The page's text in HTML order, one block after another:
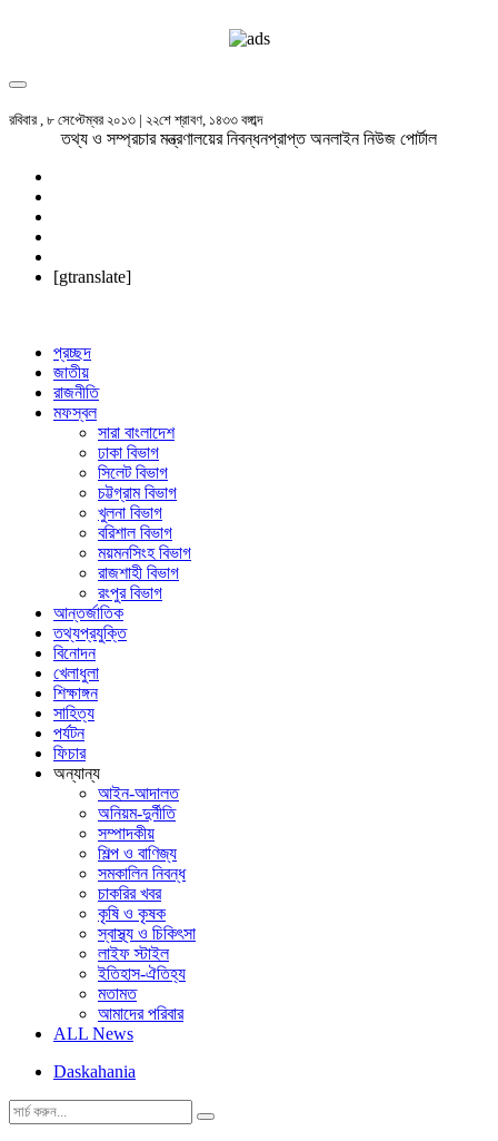
রবিবার , ৮ সেপ্টেম্বর ২০১৩ | ২২শে শ্রাবণ, ১৪৩৩ বঙ্গাব্দ
তথ্য ও সম্প্রচার মন্ত্রণালয়ের নিবন্ধনপ্রাপ্ত অনলাইন নিউজ পোর্টাল
[gtranslate]
প্রচ্ছদ
জাতীয়
রাজনীতি
মফস্বল
সারা বাংলাদেশ
ঢাকা বিভাগ
সিলেট বিভাগ
চট্টগ্রাম বিভাগ
খুলনা বিভাগ
বরিশাল বিভাগ
ময়মনসিংহ বিভাগ
রাজশাহী বিভাগ
রংপুর বিভাগ
আন্তর্জাতিক
তথ্যপ্রযুক্তি
বিনোদন
খেলাধুলা
শিক্ষাঙ্গন
সাহিত্য
পর্যটন
ফিচার
অন্যান্য
আইন-আদালত
অনিয়ম-দুর্নীতি
সম্পাদকীয়
শিল্প ও বাণিজ্য
সমকালিন নিবন্ধ
চাকরির খবর
কৃষি ও কৃষক
স্বাস্থ্য ও চিকিৎসা
লাইফ স্টাইল
ইতিহাস-ঐতিহ্য
মতামত
আমাদের পরিবার
ALL News
Daskahania